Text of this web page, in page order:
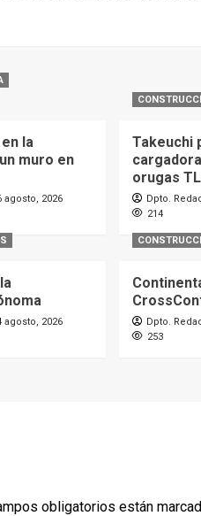
la
muro en
agosto, 2026
Takeuchi
orugas
Dpto.
214
agosto, 2026
Dpto.
253
obligatorios están